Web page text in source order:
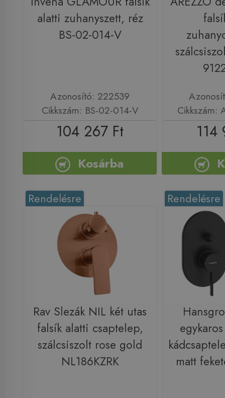
alatti zuhanyszett, réz
BS-02-014-V
Azonosító: 222539
Cikkszám: BS-02-014-V
104 267 Ft
Kosárba
Cikkszám:
114
Rendelésre
Rav Slezák NIL két utas
falsík alatti csaptelep,
szálcsiszolt rose gold
NL186KZRK
Rendelésre
matt